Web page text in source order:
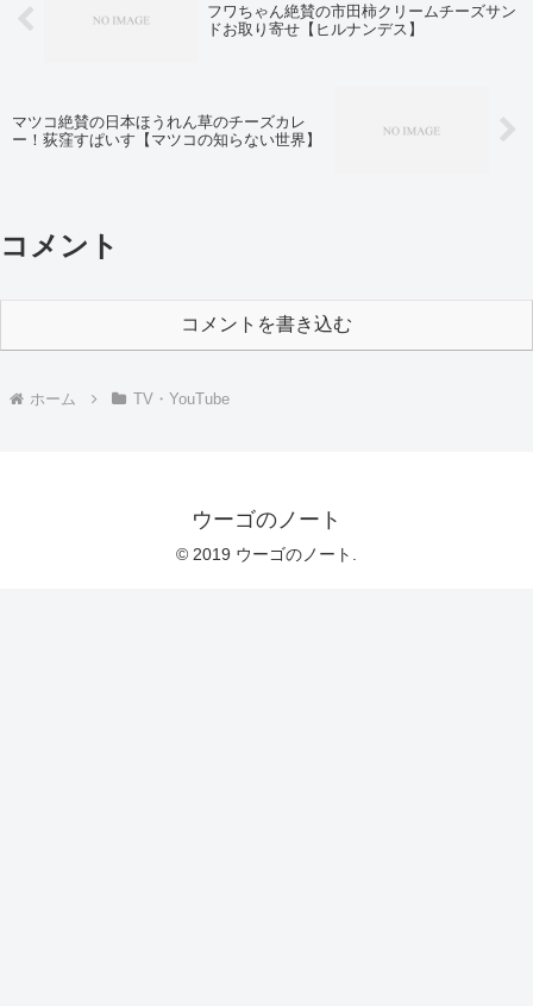
フワちゃん絶賛の市田柿クリームチーズサン
ドお取り寄せ【ヒルナンデス】
マツコ絶賛の日本ほうれん草のチーズカレ
ー！荻窪すぱいす【マツコの知らない世界】
コメント
コメントを書き込む
ホーム TV・YouTube
ウーゴのノート
© 2019 ウーゴのノート.